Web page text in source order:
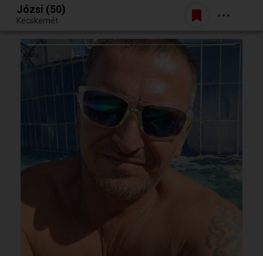
Egy jó randiból bármi lehet.
Belépés
Józsi (50)
Kecskemét